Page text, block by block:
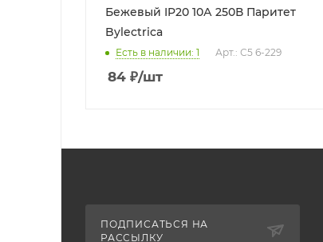
Бежевый IP20 10А 250В Паритет
Bylectrica
Есть в наличии: 1 Арт.: С5 6-229
84 ₽/шт
ПОДПИСАТЬСЯ НА
РАССЫЛКУ